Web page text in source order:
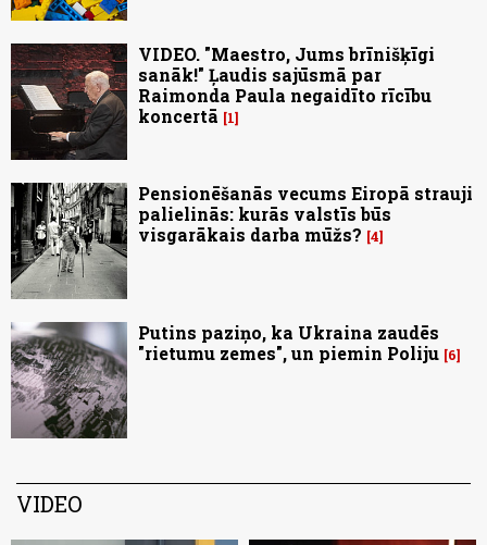
VIDEO. "Maestro, Jums brīnišķīgi
sanāk!" Ļaudis sajūsmā par
Raimonda Paula negaidīto rīcību
koncertā
1
Pensionēšanās vecums Eiropā strauji
palielinās: kurās valstīs būs
visgarākais darba mūžs? 4
Putins paziņo, ka Ukraina zaudēs
"rietumu zemes", un piemin Poliju 6
VIDEO